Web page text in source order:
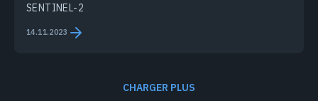
SENTINEL-2
14.11.2023
CHARGER PLUS